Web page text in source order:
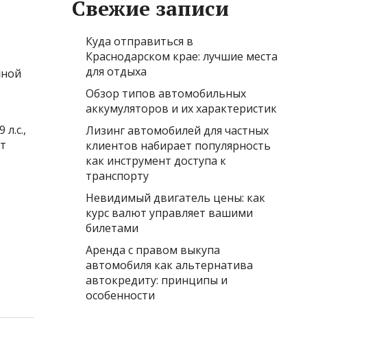
л.с.,
Свежие записи
Куда отправиться в
Краснодарском крае: лучшие места
для отдыха
Обзор типов автомобильных
аккумуляторов и их характеристик
Лизинг автомобилей для частных
клиентов набирает популярность
как инструмент доступа к
транспорту
Невидимый двигатель цены: как
курс валют управляет вашими
билетами
Аренда с правом выкупа
автомобиля как альтернатива
автокредиту: принципы и
особенности